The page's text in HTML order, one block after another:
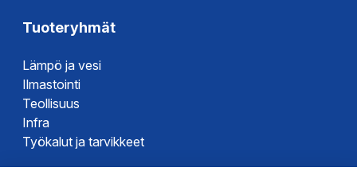
Tuoteryhmät
Lämpö ja vesi
Ilmastointi
Teollisuus
Infra
Työkalut ja tarvikkeet